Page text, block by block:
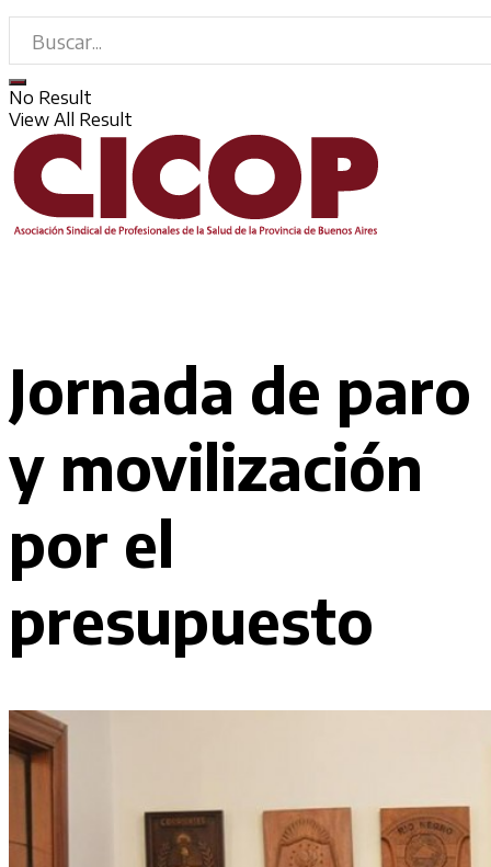
No Result
View All Result
Jornada de paro
y movilización
por el
presupuesto